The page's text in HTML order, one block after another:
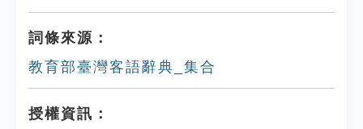
詞條來源：
教育部臺灣客語辭典_集合
授權資訊：